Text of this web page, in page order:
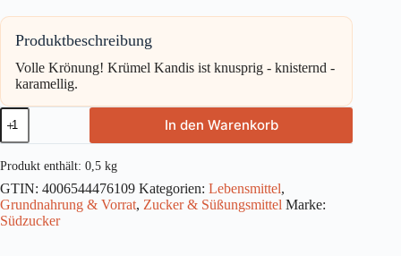
Produktbeschreibung
Volle Krönung! Krümel Kandis ist knusprig - knisternd -
karamellig.
Südzucker
Krümel
Kandis
500g
Menge
In den Warenkorb
Produkt enthält: 0,5 kg
GTIN: 4006544476109 Kategorien: Lebensmittel,
Grundnahrung & Vorrat, Zucker & Süßungsmittel Marke:
Südzucker